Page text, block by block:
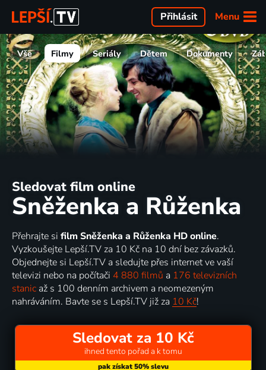
Menu
Přihlásit
Vše Filmy Seriály Dětem Dokumenty
Sledovat film online
Sněženka a Růženka
Přehrajte si film Sněženka a Růženka HD online.
Vyzkoušejte Lepší.TV za 10 Kč na 10 dní bez závazků.
Objednejte si Lepší.TV a sledujte přes internet ve vaší
televizi nebo na počítači 4 880 filmů a 176 televizních
stanic až s 100 denním archivem a neomezeným
nahráváním. Bavte se s Lepší.TV již za 10 Kč!
Sledovat za 10 Kč
ihned tento pořad a k tomu